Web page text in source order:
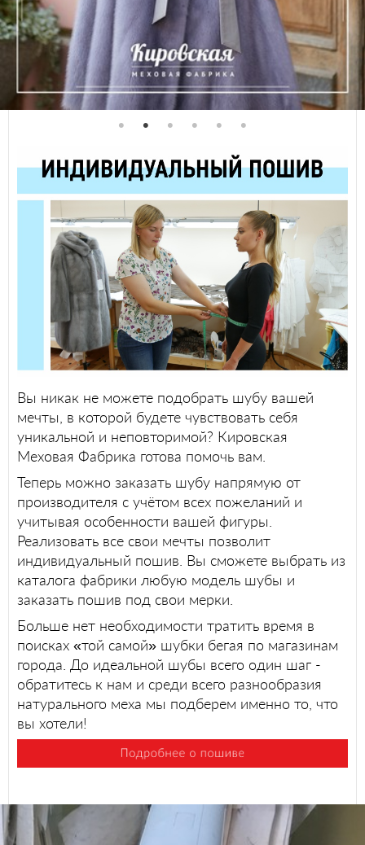
Вы никак не можете подобрать шубу вашей
мечты, в которой будете чувствовать себя
уникальной и неповторимой? Кировская
Меховая Фабрика готова помочь вам.
Теперь можно заказать шубу напрямую от
производителя с учётом всех пожеланий и
учитывая особенности вашей фигуры.
Реализовать все свои мечты позволит
индивидуальный пошив. Вы сможете выбрать из
каталога фабрики любую модель шубы и
заказать пошив под свои мерки.
Больше нет необходимости тратить время в
поисках «той самой» шубки бегая по магазинам
города. До идеальной шубы всего один шаг -
обратитесь к нам и среди всего разнообразия
натурального меха мы подберем именно то, что
вы хотели!